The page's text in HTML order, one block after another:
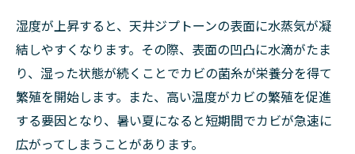
湿度が上昇すると、天井ジプトーンの表面に水蒸気が凝
結しやすくなります。その際、表面の凹凸に水滴がたま
り、湿った状態が続くことでカビの菌糸が栄養分を得て
繁殖を開始します。また、高い温度がカビの繁殖を促進
する要因となり、暑い夏になると短期間でカビが急速に
広がってしまうことがあります。